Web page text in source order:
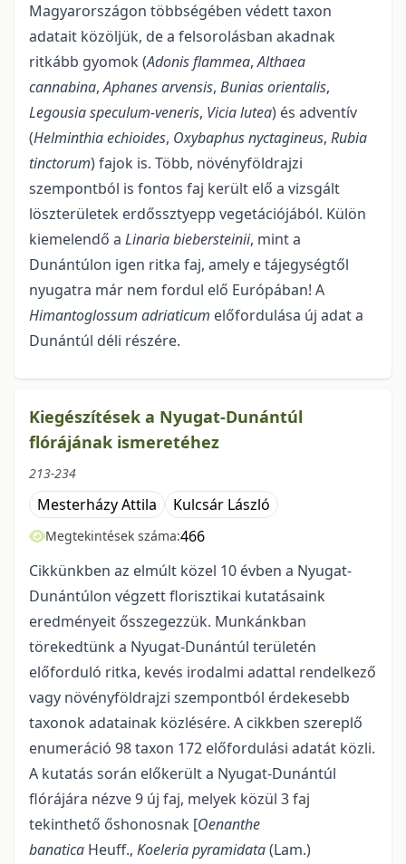
Magyarországon többségében védett taxon
adatait közöljük, de a felsorolásban akadnak
ritkább gyomok (Adonis flammea,Althaea
cannabina,Aphanes arvensis, Bunias orientalis,
Legousiaspeculum-veneris, Vicialutea) és adventív
(Helminthiaechioides, Oxybaphusnyctagineus, Rubia
tincto­rum) fajok is. Több, növényföldrajzi
szempontból is fontos faj került elő a vizsgált
löszterületek erdős­sztyepp vegetációjából. Külön
kiemelendő a Linaria biebersteinii, mint a
Dunántúlon igen ritka faj, amely e tájegységtől
nyugatra már nem fordul elő Európában! A
Himantoglossum adriaticum előfordu­lása új adat a
Dunántúl déli részére.
Kiegészítések a Nyugat-Dunántúl
flórájának ismeretéhez
213-234
Mesterházy Attila Kulcsár László
Megtekintések száma:466
Cikkünkben az elmúlt közel 10 évben a Nyugat-
Dunántúlon végzett florisztikai kutatásaink
eredményeit ősszegezzük. Munkánkban
törekedtünk a Nyugat-Dunántúl területén
előforduló ritka, kevés irodalmi adattal rendelkező
vagy növényföldrajzi szempontból érdekesebb
taxonok adatainak közlésére. A cikkben szereplő
enumeráció 98 taxon 172 előfordulási adatát közli.
A kutatás során előkerült a Nyugat-Dunántúl
flórájára nézve 9 új faj, melyek közül 3 faj
tekinthető őshonosnak [Oenanthe
banatica Heuff., Koeleria pyramidata(Lam.)